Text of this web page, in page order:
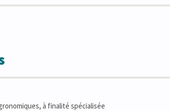
à finalité spécialisée